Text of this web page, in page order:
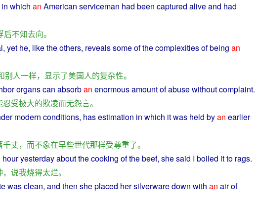
which an American serviceman had been captured alive and had
后不知去向。
, yet he, like theothers, revealssome of thecomplexitiesof being an
别人一样， 显示了美国人的复杂性。
organscan absorban enormousamount ofabusewithoutcomplaint.
忍受极大的欺凌而无怨言。
modern conditions, hasestimation in which it was held byan earlier
千丈， 而不象在早些世代那样受尊重了。
houryesterdayabout thecooking of thebeef, shesaid I boiled itto rags.
， 说我烧得太烂。
wasclean, and then sheplaced hersilverwaredown with an airof